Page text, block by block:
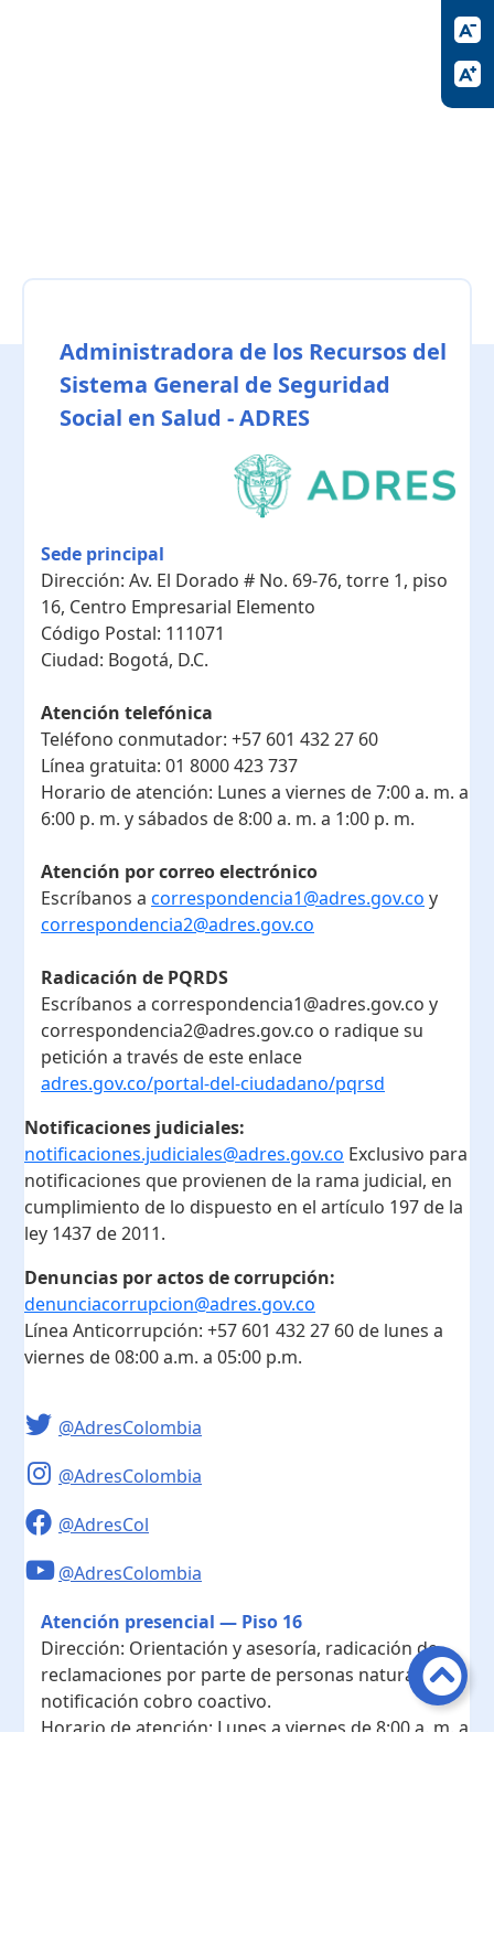
Administradora de los Recursos del
Sistema General de Seguridad
Social en Salud - ADRES
Sede principal
Dirección: Av. El Dorado # No. 69-76, torre 1, piso
16, Centro Empresarial Elemento
Código Postal: 111071
Ciudad: Bogotá, D.C.
Atención telefónica
Teléfono conmutador: +57 601 432 27 60
Línea gratuita: 01 8000 423 737
Horario de atención: Lunes a viernes de 7:00 a. m. a
6:00 p. m. y sábados de 8:00 a. m. a 1:00 p. m.
Atención por correo electrónico
Escríbanos a correspondencia1@adres.gov.co y
correspondencia2@adres.gov.co
Radicación de PQRDS
Escríbanos a correspondencia1@adres.gov.co y
correspondencia2@adres.gov.co o radique su
petición a través de este enlace
adres.gov.co/portal-del-ciudadano/pqrsd
Notificaciones judiciales:
notificaciones.judiciales@adres.gov.co Exclusivo para
notificaciones que provienen de la rama judicial, en
cumplimiento de lo dispuesto en el artículo 197 de la
ley 1437 de 2011.
Denuncias por actos de corrupción:
denunciacorrupcion@adres.gov.co
Línea Anticorrupción: +57 601 432 27 60 de lunes a
viernes de 08:00 a.m. a 05:00 p.m.
@AdresColombia
@AdresColombia
@AdresCol
@AdresColombia
Atención presencial — Piso 16
Dirección: Orientación y asesoría, radicación de
reclamaciones por parte de personas naturales y
notificación cobro coactivo.
Horario de atención: Lunes a viernes de 8:00 a. m. a